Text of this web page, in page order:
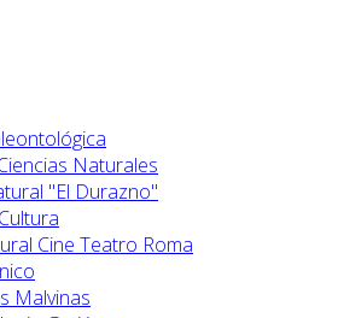
Naturales
"El Durazno"
Cine Teatro Roma
Malvinas